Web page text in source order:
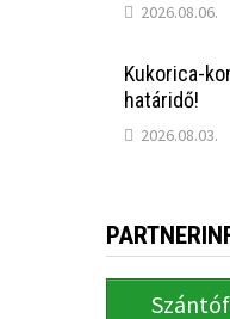
2026.08.06.
Kukorica-
határidő!
2026.08.03.